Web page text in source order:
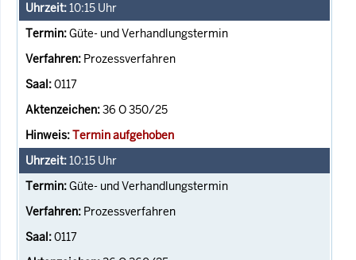
10:15 Uhr
Güte- und Verhandlungstermin
Prozessverfahren
0117
36 O 350/25
Termin aufgehoben
10:15 Uhr
Güte- und Verhandlungstermin
Prozessverfahren
0117